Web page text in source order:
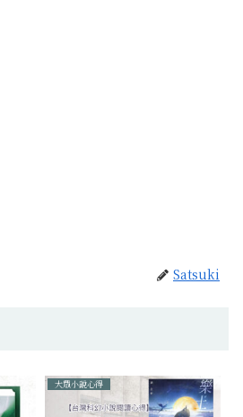
Satsuki
大眾小說心得